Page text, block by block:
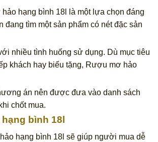
hạng bình 18l là một lựa chọn đáng
đang tìm một sản phẩm có nét đặc sản
nhiều tình huống sử dụng. Dù mục tiêu
khách hay biếu tặng, Rượu mơ hảo
án nên được đưa vào danh sách
chốt mua.
bình 18l
hạng bình 18l sẽ giúp người mua dễ